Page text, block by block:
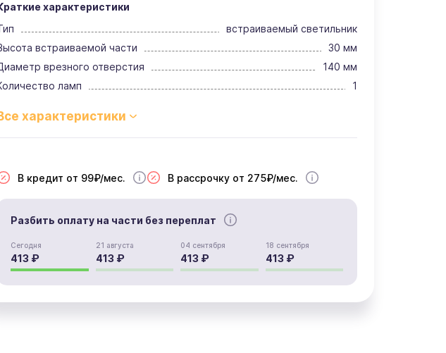
характеристики
встраиваемый светильник
встраиваемой части
30 мм
врезного отверстия
140 мм
ламп
1
В кредит от 99₽/мес. В рассрочку от 275₽/мес.
Разбить оплату на части без переплат
Сегодня
413 ₽
21 августа
413 ₽
04 сентября
413 ₽
18 сентября
413 ₽